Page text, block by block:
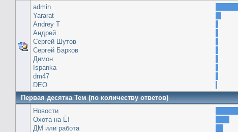
admin
Yararat
Andrey T
Андрей
Сергей Шутов
Сергей Барков
Димон
Ispanka
dm47
DEO
Первая десятка Тем (по количеству ответов)
Новости
Охота на Ё!
ДМ или работа